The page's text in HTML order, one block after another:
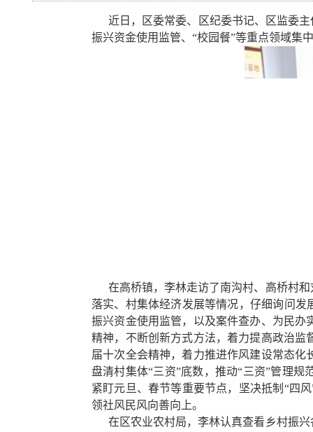
近日，区委常委、区纪委书记、区监委
振兴资金使用监管、“校园餐”等重点领域集
在高桥镇，李林走访了南沟村、高桥村
落实、村集体经济发展等情况，仔细询问
振兴资金使用监管，以及案件查办、为民
精神，不断创新方式方法，着力提高政治
届十次全会精神，着力推进作风建设常态
盘清村集体“三资”底数，推动“三资”管理
紧盯元旦、春节等重要节点，坚决抵制“四
领社风民风向善向上。
在区农业农村局，李林认真查看乡村振